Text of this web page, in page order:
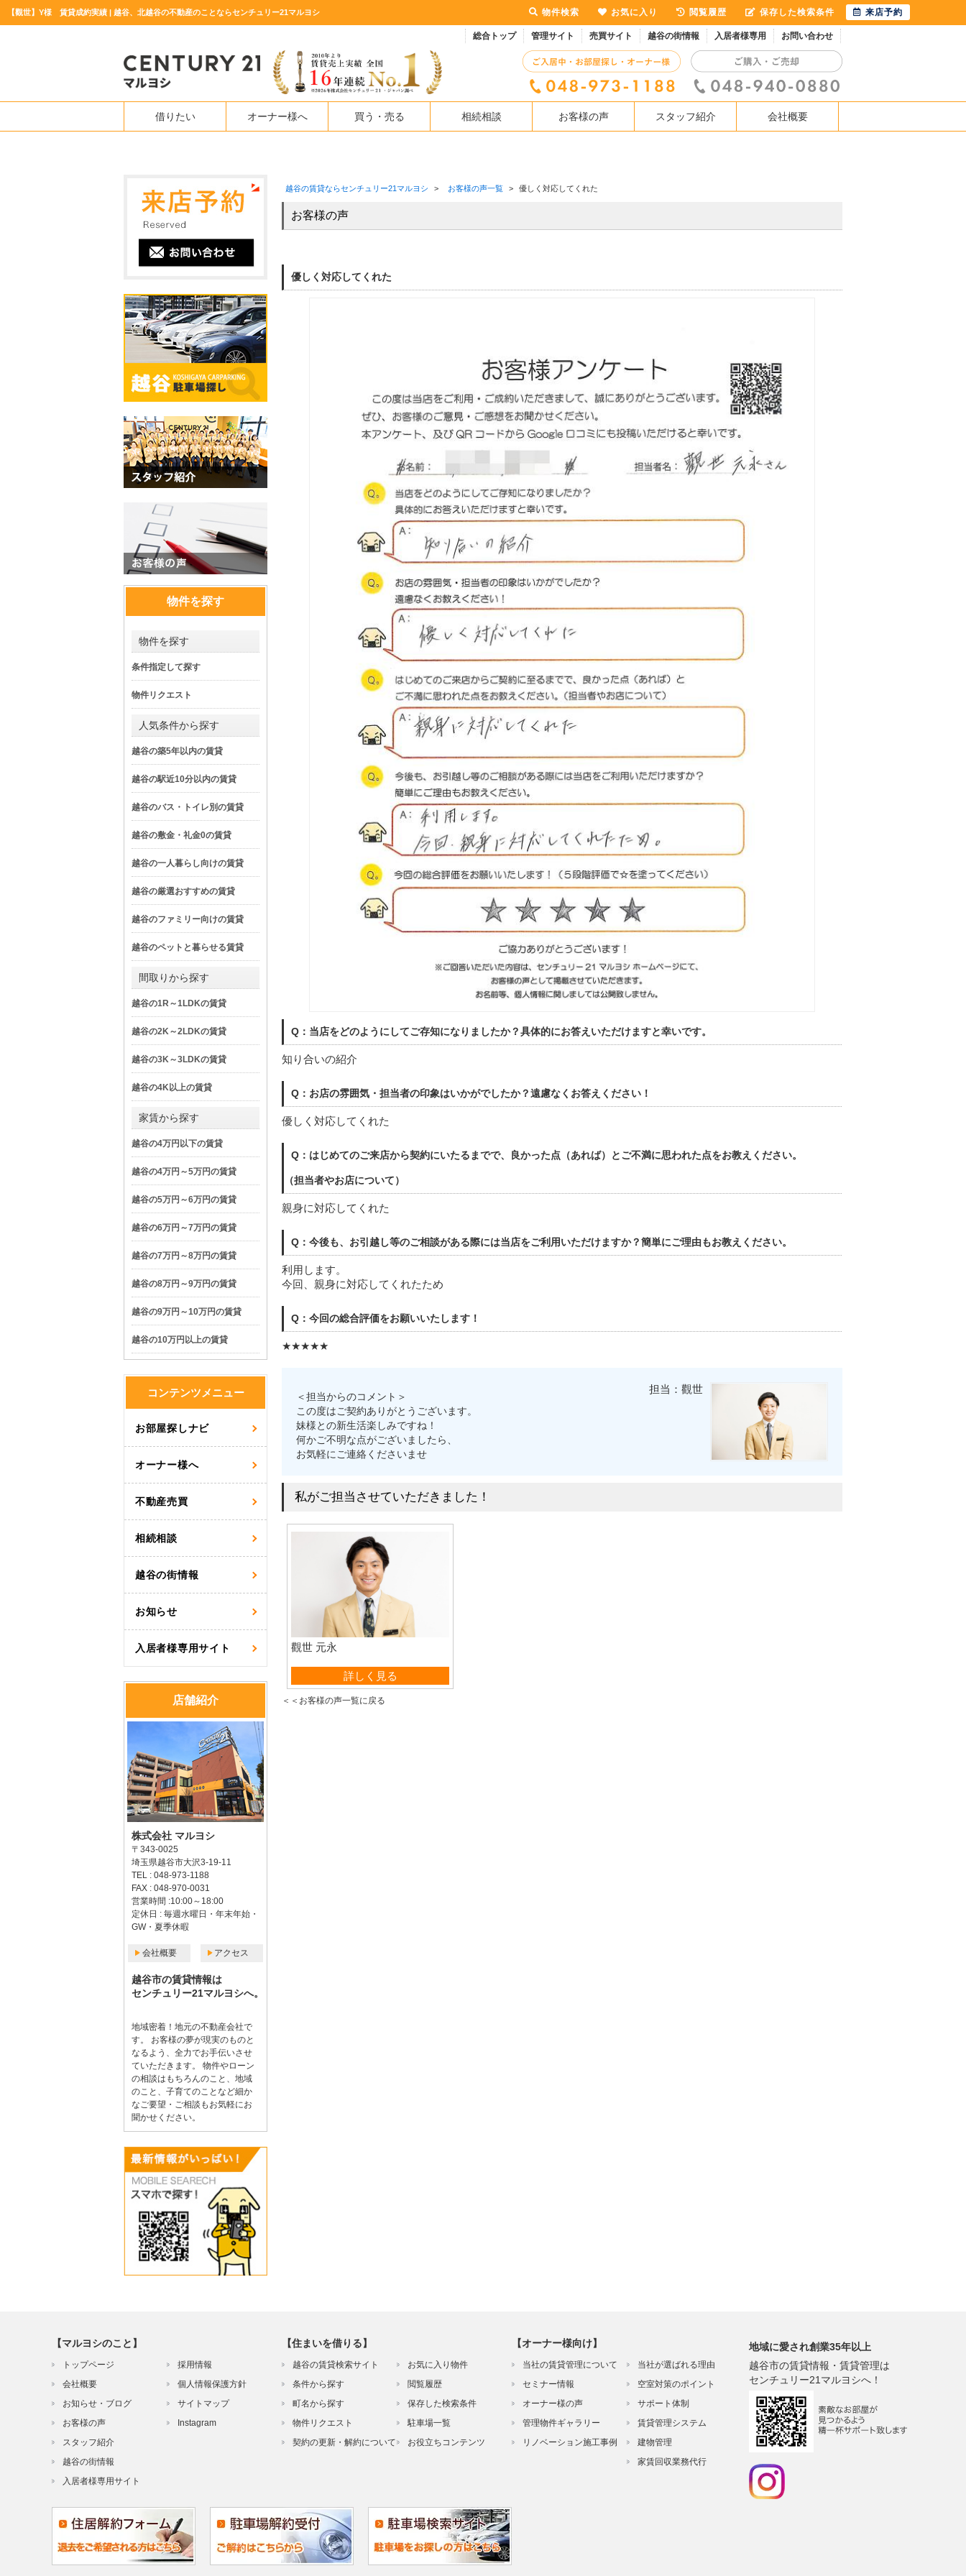
【觀世】Y様 賃貸成約実績 | 越谷、北越谷の不動産のことならセンチュリー21マルヨシ
総合トップ 管理サイト 売買サイト 越谷の街情報 入居者様専用 お問い合わせ
借りたい オーナー様へ 買う・売る 相続相談 お客様の声 スタッフ紹介 会社概要
越谷の賃貸ならセンチュリー21マルヨシ > お客様の声一覧 > 優しく対応してくれた
お客様の声
優しく対応してくれた
Q：当店をどのようにしてご存知になりましたか？具体的にお答えいただけますと幸いです。
知り合いの紹介
Q：お店の雰囲気・担当者の印象はいかがでしたか？遠慮なくお答えください！
優しく対応してくれた
Q：はじめてのご来店から契約にいたるまでで、良かった点（あれば）とご不満に思われた点をお教えください。
（担当者やお店について）
親身に対応してくれた
Q：今後も、お引越し等のご相談がある際には当店をご利用いただけますか？簡単にご理由もお教えください。
利用します。
今回、親身に対応してくれたため
Q：今回の総合評価をお願いいたします！
★★★★★
＜担当からのコメント＞
この度はご契約ありがとうございます。
妹様との新生活楽しみですね！
何かご不明な点がございましたら、
お気軽にご連絡くださいませ
担当：觀世
私がご担当させていただきました！
觀世 元永
賃貸営業部詳しく見る
＜＜お客様の声一覧に戻る
物件を探す
物件を探す
条件指定して探す
物件リクエスト
人気条件から探す
越谷の築5年以内の賃貸
越谷の駅近10分以内の賃貸
越谷のバス・トイレ別の賃貸
越谷の敷金・礼金0の賃貸
越谷の一人暮らし向けの賃貸
越谷の厳選おすすめの賃貸
越谷のファミリー向けの賃貸
越谷のペットと暮らせる賃貸
間取りから探す
越谷の1R～1LDKの賃貸
越谷の2K～2LDKの賃貸
越谷の3K～3LDKの賃貸
越谷の4K以上の賃貸
家賃から探す
越谷の4万円以下の賃貸
越谷の4万円～5万円の賃貸
越谷の5万円～6万円の賃貸
越谷の6万円～7万円の賃貸
越谷の7万円～8万円の賃貸
越谷の8万円～9万円の賃貸
越谷の9万円～10万円の賃貸
越谷の10万円以上の賃貸
コンテンツメニュー
お部屋探しナビ
オーナー様へ
不動産売買
相続相談
越谷の街情報
お知らせ
入居者様専用サイト
店舗紹介
株式会社 マルヨシ
〒343-0025
埼玉県越谷市大沢3-19-11
TEL : 048-973-1188
FAX : 048-970-0031
営業時間 :10:00～18:00
定休日 : 毎週水曜日・年末年始・
GW・夏季休暇
会社概要 アクセス
越谷市の賃貸情報は
センチュリー21マルヨシへ。
地域密着！地元の不動産会社で
す。 お客様の夢が現実のものと
なるよう、全力でお手伝いさせ
ていただきます。 物件やローン
の相談はもちろんのこと、地域
のこと、子育てのことなど細か
なご要望・ご相談もお気軽にお
聞かせください。
【マルヨシのこと】
トップページ
会社概要
お知らせ・ブログ
お客様の声
スタッフ紹介
越谷の街情報
入居者様専用サイト
採用情報
個人情報保護方針
サイトマップ
Instagram
【住まいを借りる】
越谷の賃貸検索サイト
条件から探す
町名から探す
物件リクエスト
契約の更新・解約について
お気に入り物件
閲覧履歴
保存した検索条件
駐車場一覧
お役立ちコンテンツ
【オーナー様向け】
当社の賃貸管理について
セミナー情報
オーナー様の声
管理物件ギャラリー
リノベーション施工事例
当社が選ばれる理由
空室対策のポイント
サポート体制
賃貸管理システム
建物管理
家賃回収業務代行
地域に愛され創業35年以上
越谷市の賃貸情報・賃貸管理は
センチュリー21マルヨシへ！
物件検索 お気に入り 閲覧履歴 保存した検索条件 来店予約